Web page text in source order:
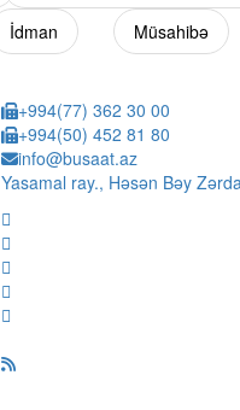
İdman
Müsahibə
+994(77) 362 30 00
+994(50) 452 81 80
info@busaat.az
Yasamal ray., Həsən Bəy